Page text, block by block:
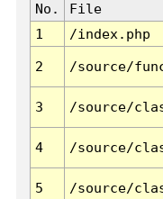
No. File
1
/index.php
2 /source/
3 /source/
4 /source/
5 /source/